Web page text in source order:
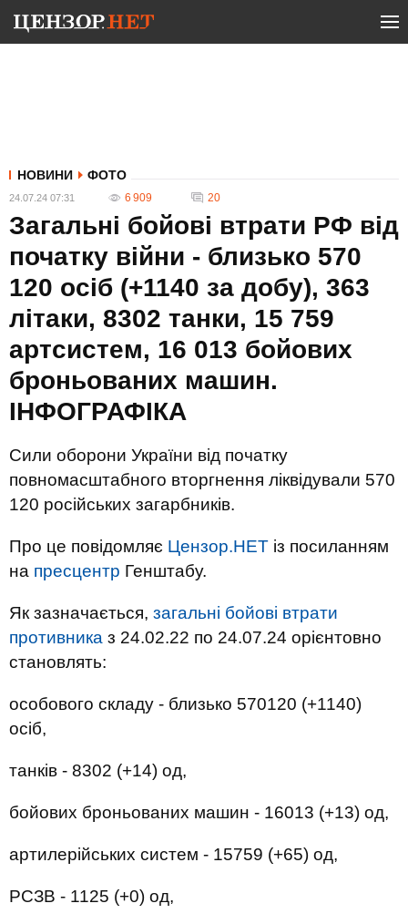
НОВИНИ ФОТО
24.07.24 07:31 6 909 20
Загальні бойові втрати РФ від
початку війни - близько 570
120 осіб (+1140 за добу), 363
літаки, 8302 танки, 15 759
артсистем, 16 013 бойових
броньованих машин.
ІНФОГРАФІКА
Сили оборони України від початку
повномасштабного вторгнення ліквідували 570
120 російських загарбників.
Про це повідомляє Цензор.НЕТ із посиланням
на пресцентр Генштабу.
Як зазначається, загальні бойові втрати
противника з 24.02.22 по 24.07.24 орієнтовно
становлять:
особового складу - близько 570120 (+1140)
осіб,
танків - 8302 (+14) од,
бойових броньованих машин - 16013 (+13) од,
артилерійських систем - 15759 (+65) од,
РСЗВ - 1125 (+0) од,